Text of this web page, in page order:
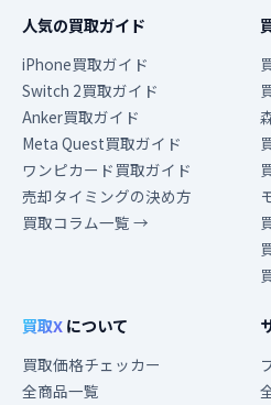
人気の買取ガイド
iPhone買取ガイド
Switch 2買取ガイド
Anker買取ガイド
Meta Quest買取ガイド
ワンピカード買取ガイド
売却タイミングの決め方
買取コラム一覧 →
買取Xについて
買取価格チェッカー
全商品一覧